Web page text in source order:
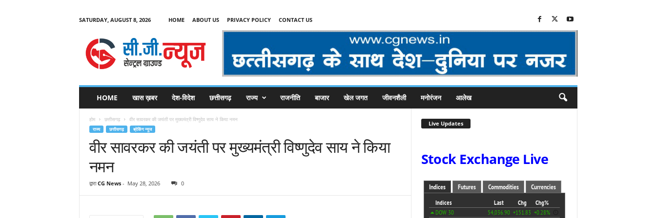
SATURDAY, AUGUST 8, 2026 HOME ABOUT US PRIVACY POLICY CONTACT US
C
HOME खास ख़बर देश-विदेश छत्तीसगढ़ राज्य राजनीति बाजार खेल जगत जीवनशैली मनोरंजन आलेख
होम छत्तीसगढ़ वीर सावरकर की जयंती पर मुख्यमंत्री विष्णुदेव साय ने किया नमन
राज्य छत्तीसगढ़ ब्रेकिंग न्यूज
वीर सावरकर की जयंती पर मुख्यमंत्री विष्णुदेव साय ने किया
नमन
द्वारा CG News- May 28, 2026 0
Live Updates
Stock Exchange Live